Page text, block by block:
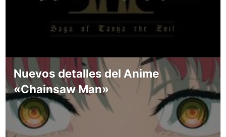
Nuevos detalles del Anime
«Chainsaw Man»